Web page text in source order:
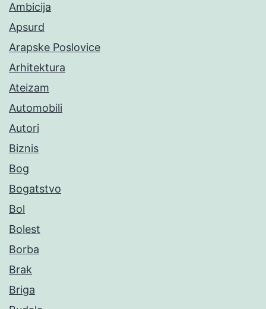
Ambicija
Apsurd
Arapske Poslovice
Arhitektura
Ateizam
Automobili
Autori
Biznis
Bog
Bogatstvo
Bol
Bolest
Borba
Brak
Briga